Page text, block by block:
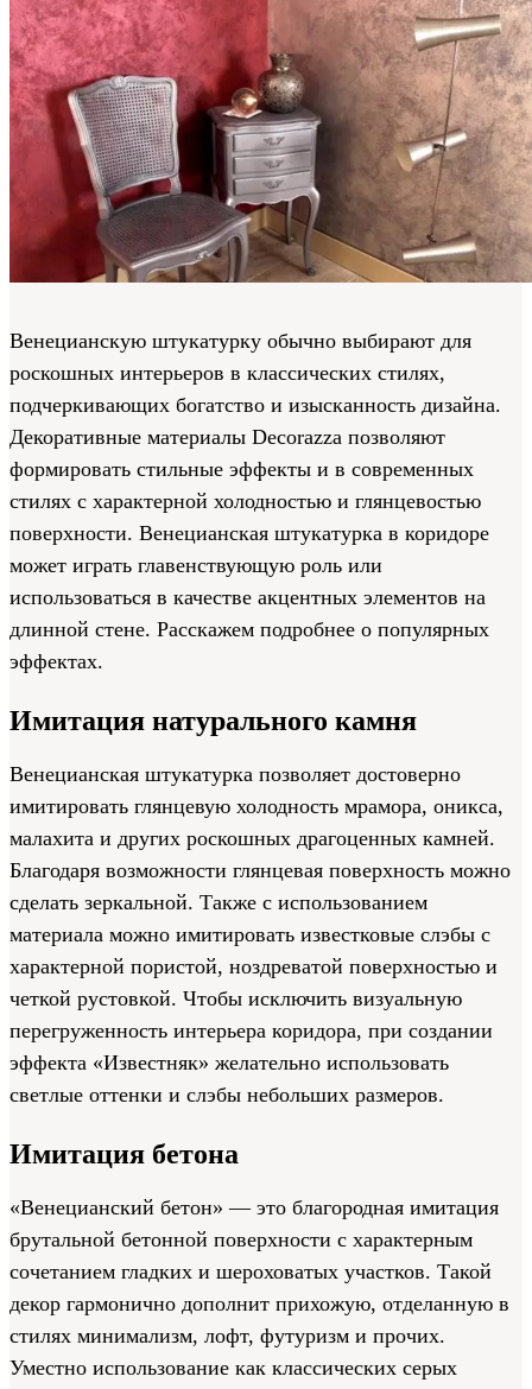
Венецианскую штукатурку обычно выбирают для
роскошных интерьеров в классических стилях,
подчеркивающих богатство и изысканность дизайна.
Декоративные материалы Decorazza позволяют
формировать стильные эффекты и в современных
стилях с характерной холодностью и глянцевостью
поверхности. Венецианская штукатурка в коридоре
может играть главенствующую роль или
использоваться в качестве акцентных элементов на
длинной стене. Расскажем подробнее о популярных
эффектах.
Имитация натурального камня
Венецианская штукатурка позволяет достоверно
имитировать глянцевую холодность мрамора, оникса,
малахита и других роскошных драгоценных камней.
Благодаря возможности глянцевая поверхность можно
сделать зеркальной. Также с использованием
материала можно имитировать известковые слэбы с
характерной пористой, ноздреватой поверхностью и
четкой рустовкой. Чтобы исключить визуальную
перегруженность интерьера коридора, при создании
эффекта «Известняк» желательно использовать
светлые оттенки и слэбы небольших размеров.
Имитация бетона
«Венецианский бетон» — это благородная имитация
брутальной бетонной поверхности с характерным
сочетанием гладких и шероховатых участков. Такой
декор гармонично дополнит прихожую, отделанную в
стилях минимализм, лофт, футуризм и прочих.
Уместно использование как классических серых